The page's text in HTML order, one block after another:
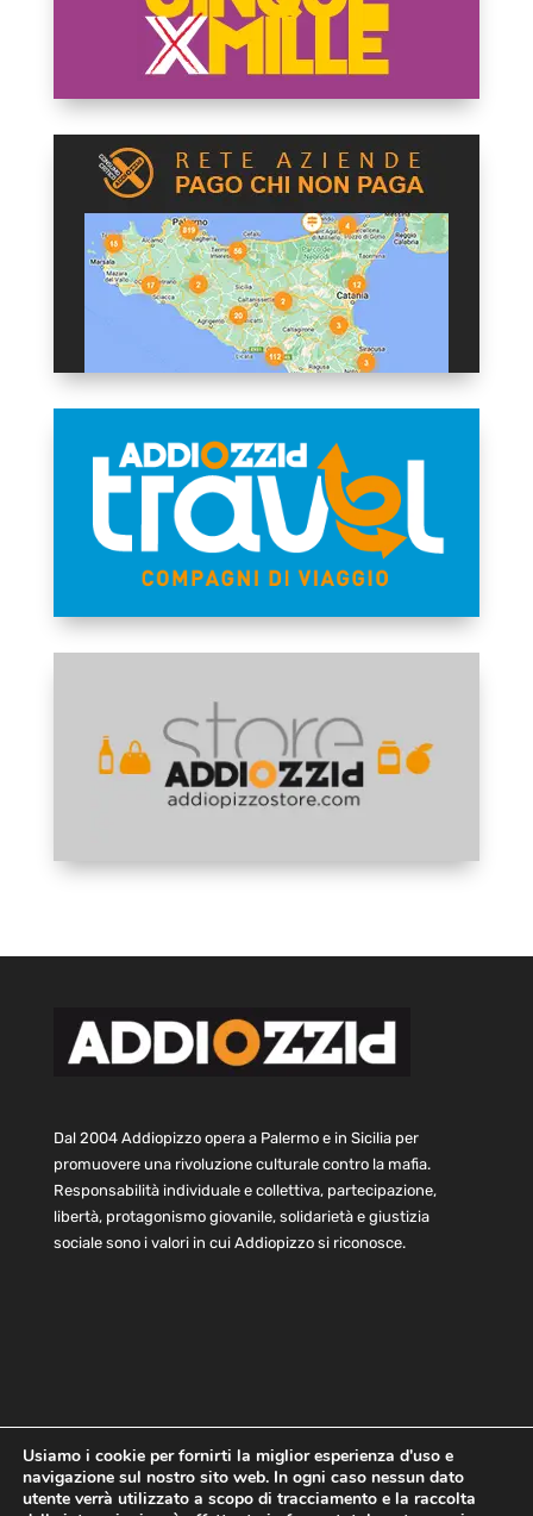
Dal 2004 Addiopizzo opera a Palermo e in Sicilia per
promuovere una rivoluzione culturale contro la mafia.
Responsabilità individuale e collettiva, partecipazione,
libertà, protagonismo giovanile, solidarietà e giustizia
sociale sono i valori in cui Addiopizzo si riconosce.
Home Statuto e bilancio
Contatti
Privacy
Cookie Child Protection Policy
Usiamo i cookie per fornirti la miglior esperienza d'uso e
navigazione sul nostro sito web. In ogni caso nessun dato
utente verrà utilizzato a scopo di tracciamento e la raccolta